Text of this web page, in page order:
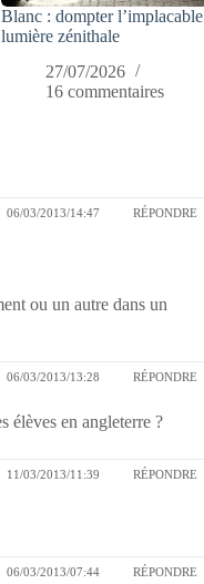
Blanc : dompter l’implacable
lumière zénithale
27/07/2026
16 commentaires
06/03/2013/14:47 RÉPONDRE
ou un autre dans un
06/03/2013/13:28 RÉPONDRE
élèves en angleterre ?
11/03/2013/11:39 RÉPONDRE
06/03/2013/07:44 RÉPONDRE